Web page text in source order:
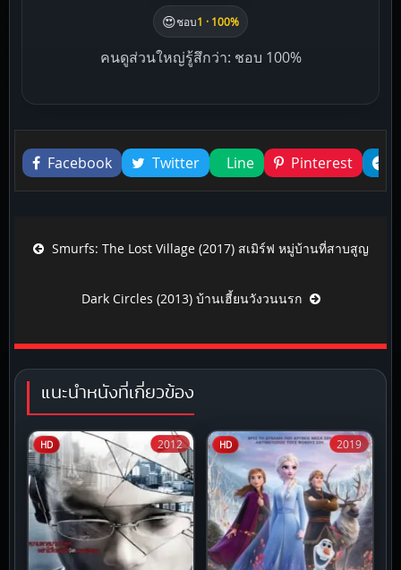
😍ชอบ1 · 100%
คนดูส่วนใหญ่รู้สึกว่า: ชอบ 100%
Liked this
Facebook
Twitter Line Pinterest
Post navigation
Smurfs: The Lost Village (2017) สเมิร์ฟ หมู่บ้านที่สาบสูญ
Dark Circles (2013) บ้านเฮี้ยนวังวนนรก
แนะนำหนังที่เกี่ยวข้อง
HD 2012 HD 2019